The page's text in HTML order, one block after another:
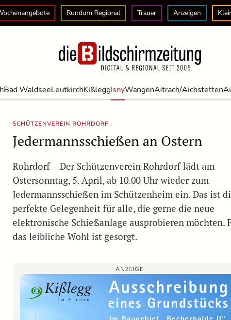
Rundum Regional Trauer Anzeigen
Bad WaldseeLeutkirchKißleggIsnyWangenAitrach/Aichstetten
SCHÜTZENVEREIN ROHRDORF
Jedermannsschießen an Ostern
Rohrdorf – Der Schützenverein Rohrdorf lädt am
Ostersonntag, 5. April, ab 10.00 Uhr wieder zum
Jedermannsschießen im Schützenheim ein. Das ist
perfekte Gelegenheit für alle, die gerne die neue
elektronische Schießanlage ausprobieren möchten.
das leibliche Wohl ist gesorgt.
ANZEIGE